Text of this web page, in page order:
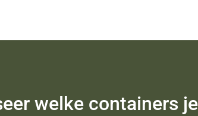
welke containers